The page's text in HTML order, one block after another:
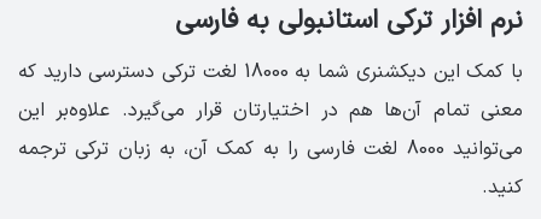
نرم افزار ترکی استانبولی به فارسی
با کمک این دیکشنری شما به 18000 لغت ترکی دسترسی دارید که
معنی تمام آن‌ها هم در اختیارتان قرار می‌گیرد. علاوه‌بر این
می‌توانید 8000 لغت فارسی را به کمک آن، به زبان ترکی ترجمه
کنید.